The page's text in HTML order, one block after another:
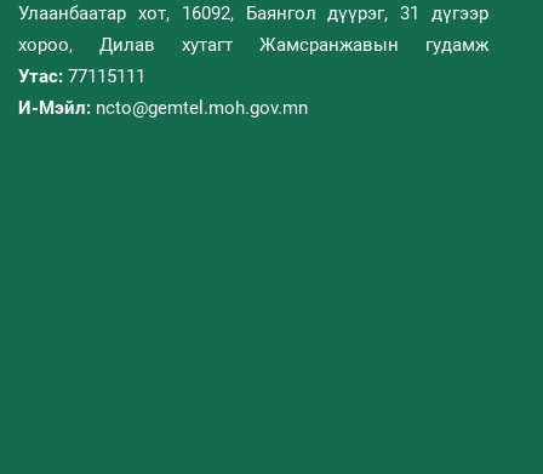
Улаанбаатар хот, 16092, Баянгол дүүрэг, 31 дүгээр
хороо, Дилав хутагт Жамсранжавын гудамж
Утас: 77115111
И-Мэйл: ncto@gemtel.moh.gov.mn